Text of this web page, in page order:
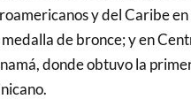
y del Caribe
de bronce; y en
donde obtuvo la